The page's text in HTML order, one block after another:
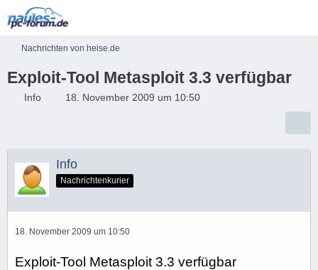
Nachrichten von heise.de
Exploit-Tool Metasploit 3.3 verfügbar
Info 18. November 2009 um 10:50
Info
Nachrichtenkurier
18. November 2009 um 10:50
Exploit-Tool Metasploit 3.3 verfügbar